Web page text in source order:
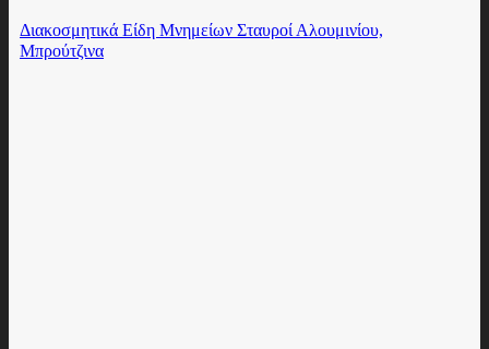
Διακοσμητικά Είδη Μνημείων Σταυροί Αλουμινίου,
Μπρούτζινα